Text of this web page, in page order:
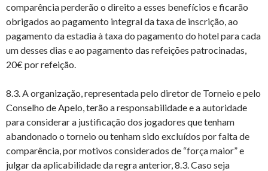
comparência perderão o direito a esses benefícios e ficarão
obrigados ao pagamento integral da taxa de inscrição, ao
pagamento da estadia à taxa do pagamento do hotel para cada
um desses dias e ao pagamento das refeições patrocinadas,
20€ por refeição.
8.3. A organização, representada pelo diretor de Torneio e pelo
Conselho de Apelo, terão a responsabilidade e a autoridade
para considerar a justificação dos jogadores que tenham
abandonado o torneio ou tenham sido excluídos por falta de
comparência, por motivos considerados de “força maior” e
julgar da aplicabilidade da regra anterior, 8.3. Caso seja